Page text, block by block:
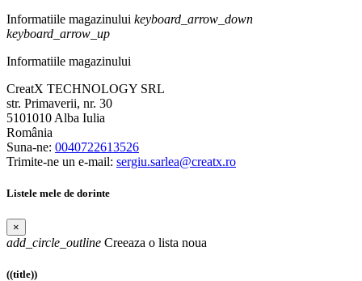
Informatiile magazinului keyboard_arrow_down
keyboard_arrow_up
Informatiile magazinului
CreatX TECHNOLOGY SRL
str. Primaverii, nr. 30
5101010 Alba Iulia
România
Suna-ne: 0040722613526
Trimite-ne un e-mail: sergiu.sarlea@creatx.ro
Listele mele de dorinte
×
add_circle_outline Creeaza o lista noua
((title))